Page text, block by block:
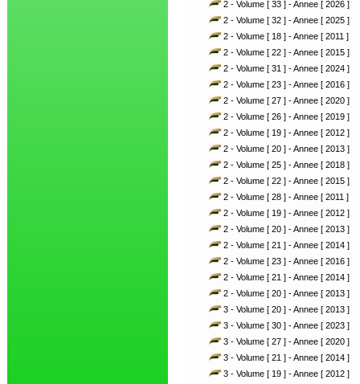
2 - Volume [ 33 ] - Annee [ 2026 ]
2 - Volume [ 32 ] - Annee [ 2025 ]
2 - Volume [ 18 ] - Annee [ 2011 ]
2 - Volume [ 22 ] - Annee [ 2015 ]
2 - Volume [ 31 ] - Annee [ 2024 ]
2 - Volume [ 23 ] - Annee [ 2016 ]
2 - Volume [ 27 ] - Annee [ 2020 ]
2 - Volume [ 26 ] - Annee [ 2019 ]
2 - Volume [ 19 ] - Annee [ 2012 ]
2 - Volume [ 20 ] - Annee [ 2013 ]
2 - Volume [ 25 ] - Annee [ 2018 ]
2 - Volume [ 22 ] - Annee [ 2015 ]
2 - Volume [ 28 ] - Annee [ 2011 ]
2 - Volume [ 19 ] - Annee [ 2012 ]
2 - Volume [ 20 ] - Annee [ 2013 ]
2 - Volume [ 21 ] - Annee [ 2014 ]
2 - Volume [ 23 ] - Annee [ 2016 ]
2 - Volume [ 21 ] - Annee [ 2014 ]
2 - Volume [ 20 ] - Annee [ 2013 ]
3 - Volume [ 20 ] - Annee [ 2013 ]
3 - Volume [ 30 ] - Annee [ 2023 ]
3 - Volume [ 27 ] - Annee [ 2020 ]
3 - Volume [ 21 ] - Annee [ 2014 ]
3 - Volume [ 19 ] - Annee [ 2012 ]